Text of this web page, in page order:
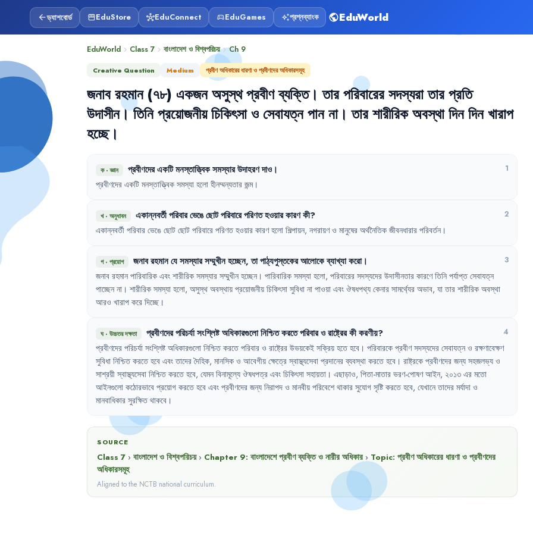
arrow_backড্যাশবোর্ড storefrontEduStore hubEduConnect sports_esportsEduGames auto_awesomeপ্রশ্নব্যাংক publicEduWorld
EduWorld chevron_right Class 7 chevron_right বাংলাদেশ ও বিশ্বপরিচয়chevron_rightCh 9
Creative Question Medium প্রবীণ অধিকারের ধারণা ও প্রবীণদের অধিকারসমূহ
জনাব রহমান (৭৮) একজন অসুস্থ প্রবীণ ব্যক্তি। তার পরিবারের সদস্যরা তার প্রতি
উদাসীন। তিনি প্রয়োজনীয় চিকিৎসা ও সেবাযত্ন পান না। তার শারীরিক অবস্থা দিন দিন খারাপ
হচ্ছে।
ক·জ্ঞান প্রবীণদেরএকটিমনস্তাত্ত্বিকসমস্যারউদাহরণদাও। 1
প্রবীণদের একটি মনস্তাত্ত্বিক সমস্যা হলো হীনম্মন্যতার জন্ম।
খ· অনুধাবন একান্নবর্তীপরিবারভেঙেছোটপরিবারেপরিণতহওয়ারকারণকী? 2
একান্নবর্তী পরিবার ভেঙে ছোট ছোট পরিবারে পরিণত হওয়ার কারণ হলো শিল্পায়ন, নগরায়ণ ও মানুষের অর্থনৈতিক জীবনধারার পরিবর্তন।
গ· প্রয়োগ জনাবরহমানযেসমস্যারসম্মুখীনহচ্ছেন, তাপাঠ্যপুস্তকেরআলোকেব্যাখ্যাকরো। 3
জনাব রহমান পারিবারিক এবং শারীরিক সমস্যার সম্মুখীন হচ্ছেন। পারিবারিক সমস্যা হলো, পরিবারের সদস্যদের উদাসীনতার কারণে তিনি পর্যাপ্ত সেবাযত্ন
পাচ্ছেন না । শারীরিক সমস্যা হলো, অসুস্থ অবস্থায় প্রয়োজনীয় চিকিৎসা সুবিধা না পাওয়া এবং ঔষধপথ্য কেনার সামর্থ্যের অভাব, যা তার শারীরিক অবস্থা
আরও খারাপ করে দিচ্ছে।
ঘ· উচ্চতর দক্ষতা প্রবীণদেরপরিচর্যাসংশ্লিষ্টঅধিকারগুলোনিশ্চিতকরতেপরিবারওরাষ্ট্রেরকীকরণীয়? 4
প্রবীণদের পরিচর্যা সংশ্লিষ্ট অধিকারগুলো নিশ্চিত করতে পরিবার ও রাষ্ট্রের উভয়কেই সক্রিয় হতে হবে । পরিবারকে প্রবীণ সদস্যদের সেবাযত্ন ও রক্ষণাবেক্ষণ
সুবিধা নিশ্চিত করতে হবে এবং তাদের দৈহিক, মানসিক ও আবেগীয় ক্ষেত্রে স্বাস্থ্যসেবা প্রদানের ব্যবস্থা করতে হবে । রাষ্ট্রকে প্রবীণদের জন্য সহজলভ্য ও
সাশ্রয়ী স্বাস্থ্যসেবা নিশ্চিত করতে হবে, যেমন বিনামূল্যে ঔষধপত্র এবং চিকিৎসা সহায়তা । এছাড়াও, পিতা-মাতার ভরণ-পোষণ আইন, ২০১৩ এর মতো
আইনগুলো কঠোরভাবে প্রয়োগ করতে হবে এবং প্রবীণদের জন্য নিরাপদ ও মানবীয় পরিবেশে থাকার সুযোগ সৃষ্টি করতে হবে, যেখানে তাদের মর্যাদা ও
মানবাধিকার সুরক্ষিত থাকবে ।
SOURCE
Class 7 › বাংলাদেশ ও বিশ্বপরিচয় › Chapter 9: বাংলাদেশে প্রবীণ ব্যক্তি ও নারীর অধিকার › Topic: প্রবীণ অধিকারের ধারণা ও প্রবীণদের
অধিকারসমূহ
Aligned to the NCTB national curriculum.